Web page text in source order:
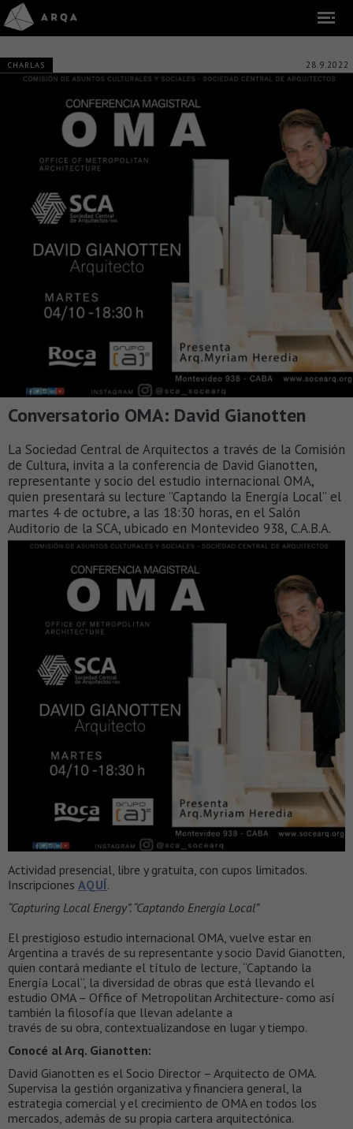
CHARLAS 28.9.2022
Conversatorio OMA: David Gianotten
La Sociedad Central de Arquitectos a través de la Comisión
de Cultura, invita a la conferencia de David Gianotten,
representante y socio del estudio internacional OMA,
quien presentará su lecture ”Captando la Energía Local” el
martes 4 de octubre, a las 18:30 horas, en el Salón
Auditorio de la SCA, ubicado en Montevideo 938, C.A.B.A.
Actividad presencial, libre y gratuita, con cupos limitados.
Inscripciones AQUÍ.
“Capturing Local Energy”. “Captando Energía Local”
El prestigioso estudio internacional OMA, vuelve estar en
Argentina a través de su representante y socio David Gianotten,
quien contará mediante el título de lecture, “Captando la
Energía Local”, la diversidad de obras que está llevando el
estudio OMA – Office of Metropolitan Architecture- como así
también la filosofía que llevan adelante a
través de su obra, contextualizandose en lugar y tiempo.
Conocé al Arq. Gianotten:
David Gianotten es el Socio Director – Arquitecto de OMA.
Supervisa la gestión organizativa y financiera general, la
estrategia comercial y el crecimiento de OMA en todos los
mercados, además de su propia cartera arquitectónica.